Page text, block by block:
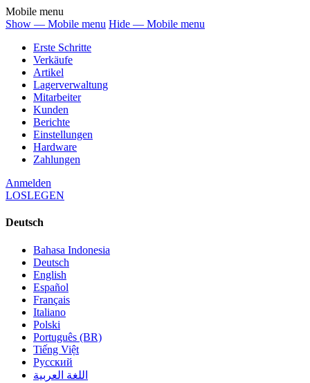
Mobile menu
Show — Mobile menu Hide — Mobile menu
Erste Schritte
Verkäufe
Artikel
Lagerverwaltung
Mitarbeiter
Kunden
Berichte
Einstellungen
Hardware
Zahlungen
Anmelden
LOSLEGEN
Deutsch
Bahasa Indonesia
Deutsch
English
Español
Français
Italiano
Polski
Português (BR)
Tiếng Việt
Русский
اللغة العربية